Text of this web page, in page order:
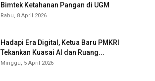
Bimtek Ketahanan Pangan di UGM
Rabu, 8 April 2026
Hadapi Era Digital, Ketua Baru PMKRI
Tekankan Kuasai AI dan Ruang...
Minggu, 5 April 2026